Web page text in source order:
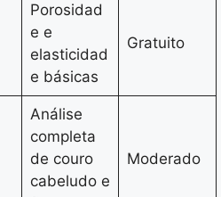
Porosidad
e e
elasticidad
e básicas
Gratuito
Análise
completa
de couro
cabeludo e
Moderado